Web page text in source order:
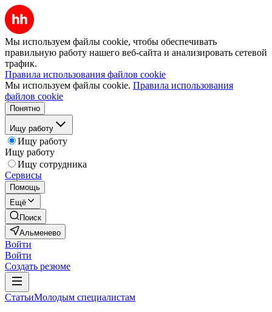
Мы используем файлы cookie, чтобы обеспечивать
правильную работу нашего веб-сайта и анализировать сетевой
трафик.
Правила использования файлов cookie
Мы используем файлы cookie. Правила использования
файлов cookie
Понятно
Ищу работу
Ищу работу
Ищу работу
Ищу сотрудника
Сервисы
Помощь
Ещё
Поиск
Альменево
Войти
Войти
Создать резюме
СтатьиМолодым специалистам